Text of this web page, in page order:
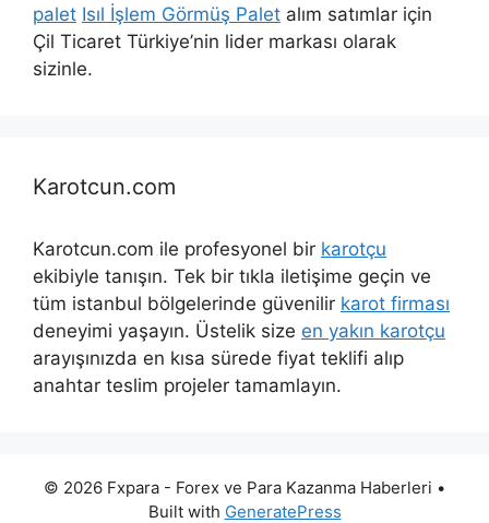
palet Isıl İşlem Görmüş Palet alım satımlar için
Çil Ticaret Türkiye’nin lider markası olarak
sizinle.
Karotcun.com
Karotcun.com ile profesyonel bir karotçu
ekibiyle tanışın. Tek bir tıkla iletişime geçin ve
tüm istanbul bölgelerinde güvenilir karot firması
deneyimi yaşayın. Üstelik size en yakın karotçu
arayışınızda en kısa sürede fiyat teklifi alıp
anahtar teslim projeler tamamlayın.
© 2026 Fxpara - Forex ve Para Kazanma Haberleri •
Built with GeneratePress